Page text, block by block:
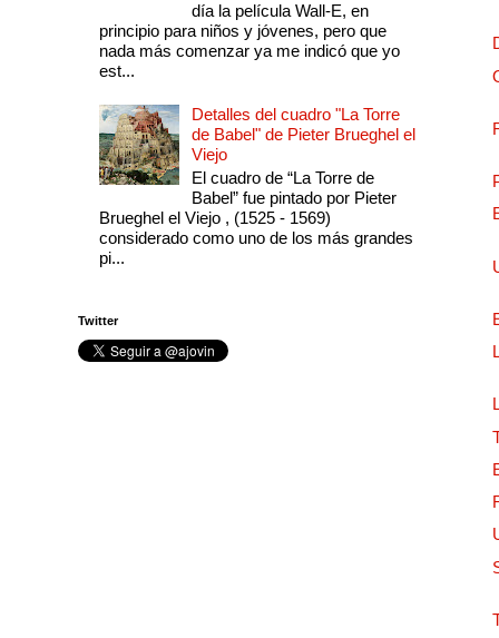
día la película Wall-E, en
principio para niños y jóvenes, pero que
nada más comenzar ya me indicó que yo
est...
Detalles del cuadro "La Torre
de Babel" de Pieter Brueghel el
Viejo
El cuadro de “La Torre de
Babel” fue pintado por Pieter
Brueghel el Viejo , (1525 - 1569)
considerado como uno de los más grandes
pi...
Twitter